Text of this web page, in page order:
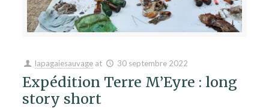
lapagaiesauvage at 30 septembre 2022
Expédition Terre M’Eyre : long
story short